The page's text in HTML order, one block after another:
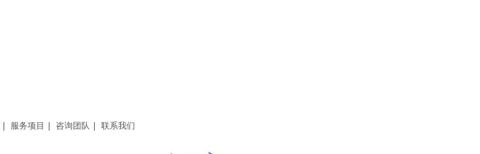
服务项目 咨询团队 联系我们